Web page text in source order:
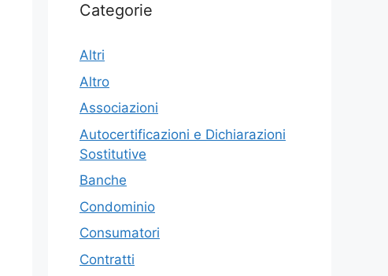
Categorie
Altri
Altro
Associazioni
Autocertificazioni e Dichiarazioni
Sostitutive
Banche
Condominio
Consumatori
Contratti